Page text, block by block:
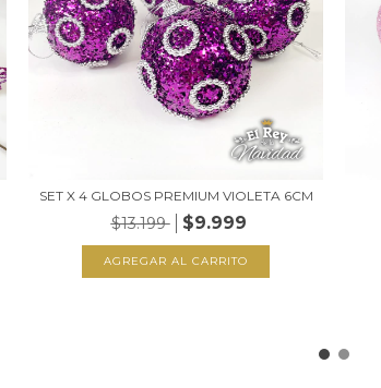
SET X 4 GLOBOS PREMIUM VIOLETA 6CM
$13.199 $9.999